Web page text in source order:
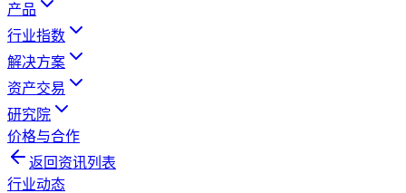
产品
行业指数
解决方案
资产交易
研究院
价格与合作
返回资讯列表
行业动态